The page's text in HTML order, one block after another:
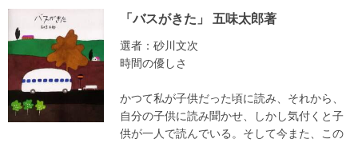
「バスがきた」 五味太郎著
選者：砂川文次
時間の優しさ
かつて私が子供だった頃に読み、それから、
自分の子供に読み聞かせ、しかし気付くと子
供が一人で読んでいる。そして今また、この